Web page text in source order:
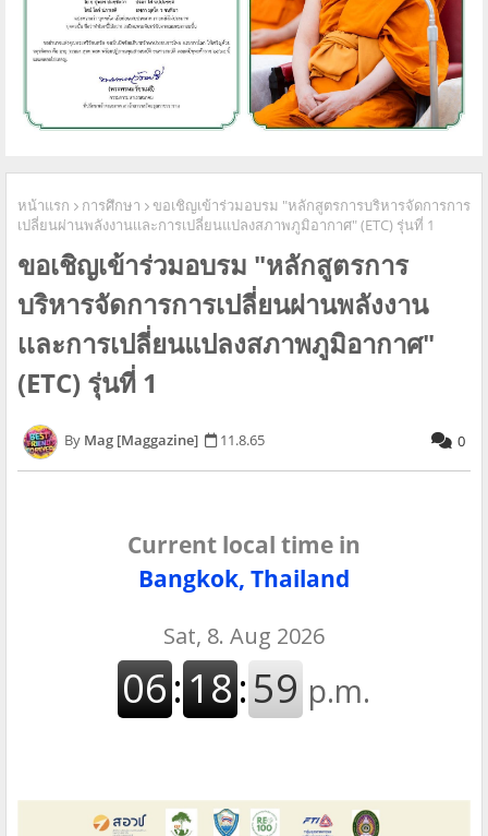
หน้าแรก การศึกษา
ขอเชิญเข้าร่วมอบรม "หลักสูตรการบริหารจัดการการ
เปลี่ยนผ่านพลังงานเเละการเปลี่ยนแปลงสภาพภูมิอากาศ" (ETC) รุ่นที่ 1
ขอเชิญเข้าร่วมอบรม "หลักสูตรการ
บริหารจัดการการเปลี่ยนผ่านพลังงาน
เเละการเปลี่ยนแปลงสภาพภูมิอากาศ"
(ETC) รุ่นที่ 1
Mag [Maggazine] 11.8.65 0
Current local time in
Bangkok, Thailand